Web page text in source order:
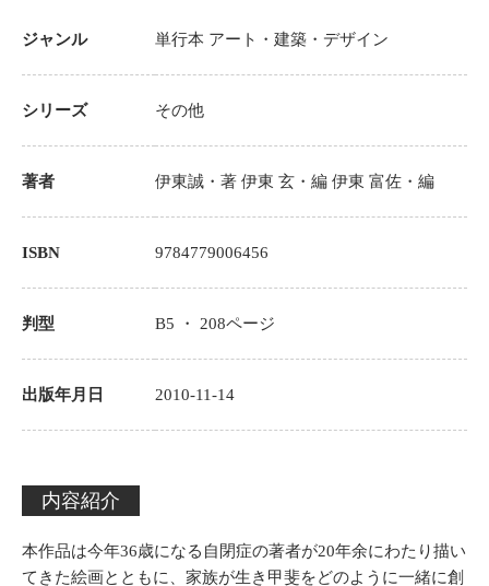
ジャンル 単行本 アート・建築・デザイン
シリーズ その他
著者 伊東誠 ・著伊東 玄・編 伊東 富佐・編
ISBN 9784779006456
判型 B5 ・ 208ページ
出版年月日 2010-11-14
内容紹介
本作品は今年36歳になる自閉症の著者が20年余にわたり描い
てきた絵画とともに、家族が生き甲斐をどのように一緒に創